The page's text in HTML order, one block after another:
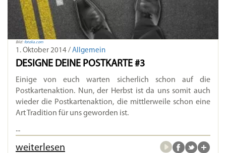
Bild: fotolia.com
1. Oktober 2014 / Allgemein
DESIGNE DEINE POSTKARTE #3
Einige von euch warten sicherlich schon auf die
Postkartenaktion. Nun, der Herbst ist da uns somit auch
wieder die Postkartenaktion, die mittlerweile schon eine
Art Tradition für uns geworden ist.
...
weiterlesen